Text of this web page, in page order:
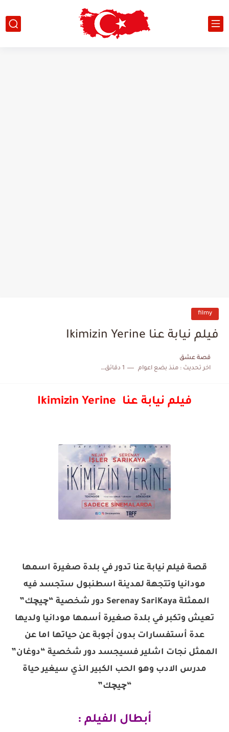
filmy
فيلم نيابة عنا Ikimizin Yerine
قصة عشق
اخر تحديث :منذ بضع اعوام 1 دقائق للقراءة
فيلم نيابة عنا Ikimizin Yerine
قصة فيلم نيابة عنا تدور في بلدة صغيرة اسمها
مودانيا وتتجهة لمدينة اسطنبول ستجسد فيه
الممثلة Serenay SariKaya دور شخصية “چيچك”
تعيش وتكبر في بلدة صغيرة أسمها مودانيا ولديها
عدة أستفسارات بدون أجوبة عن حياتها اما عن
الممثل نجات اشلير فسيجسد دور شخصية “دوغان”
مدرس الادب وهو الحب الكبير الذي سيغير حياة
“چيچك”
أبطال الفيلم :